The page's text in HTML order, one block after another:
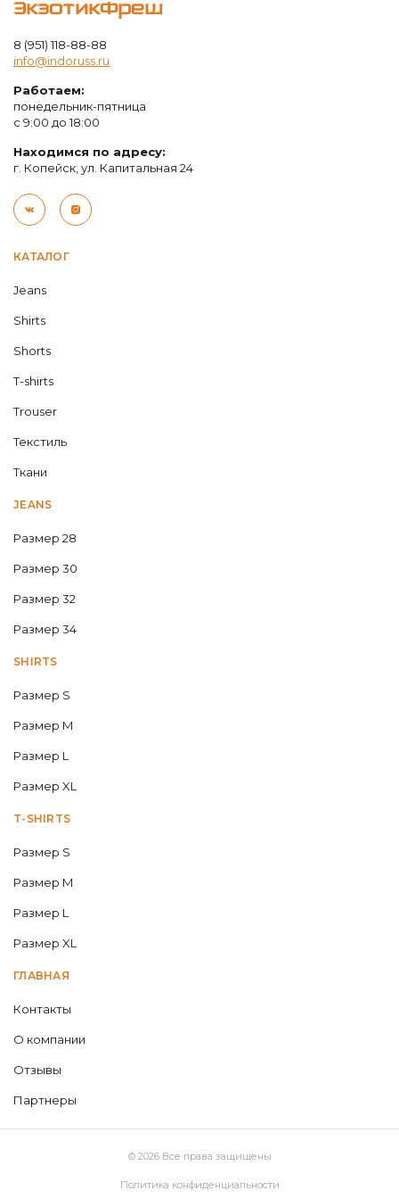
КАТАЛОГ
Jeans
Shirts
Shorts
T-shirts
Trouser
Текстиль
Ткани
JEANS
Размер 28
Размер 30
Размер 32
Размер 34
SHIRTS
Размер S
Размер M
Размер L
Размер XL
T-SHIRTS
Размер S
Размер M
Размер L
Размер XL
ГЛАВНАЯ
Контакты
О компании
Отзывы
Партнеры
ЭкзотикФреш
8 (951) 118-88-88
info@indoruss.ru
Работаем:
понедельник-пятница
с 9:00 до 18:00
Находимся по адресу:
г. Копейск, ул. Капитальная 24
© 2026 Все права защищены
Политика конфиденциальности